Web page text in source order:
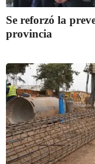
Se reforzó la
provincia